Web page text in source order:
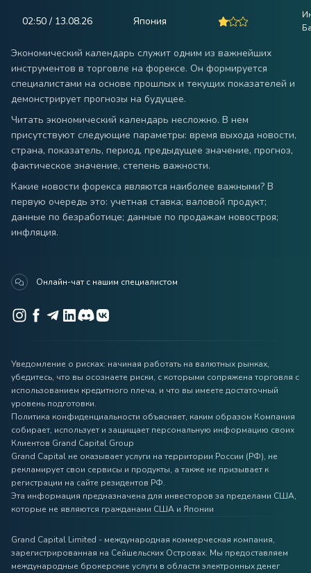
02:50 / 13.08.26 Япония
Экономический календарь служит одним из важнейших
инструментов в торговле на форексе. Он формируется
специалистами на основе прошлых и текущих показателей и
демонстрирует прогнозы на будущее.
Читать экономический календарь несложно. В нем
присутствуют следующие параметры: время выхода новости,
страна, показатель, период, предыдущее значение, прогноз,
фактическое значение, степень важности.
Какие новости форекса являются наиболее важными? В
первую очередь это: учетная ставка; валовой продукт;
данные по безработице; данные по продажам новостроя;
инфляция.
Онлайн-чат с нашим специалистом
Уведомление о рисках: начиная работать на валютных рынках,
убедитесь, что вы осознаете риски, с которыми сопряжена торговля с
использованием кредитного плеча, и что вы имеете достаточный
уровень подготовки.
Политика конфиденциальности объясняет, каким образом Компания
собирает, использует и защищает персональную информацию своих
Клиентов Grand Capital Group
Grand Capital не оказывает услуги на территории России (РФ), не
рекламирует свои сервисы и продукты, а также не призывает к
регистрации на сайте резидентов РФ.
Эта информация предназначена для инвесторов за пределами США,
которые не являются гражданами США и Японии
Grand Capital Limited - международная коммерческая компания,
зарегистрированная на Сейшельских Островах. Мы предоставляем
международные брокерские услуги в области электронных денег